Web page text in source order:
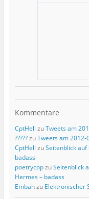
Kommentare
CptHell zuTweets am
?????zuTweets am 2012-
CptHell zuSeitenblick auf
badass
poetrycopzuSeitenblick
Hermes – badass
Embahzu Elektronischer